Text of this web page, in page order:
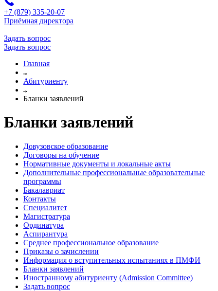
+7 (879) 335-20-07
Приёмная директора
Задать вопрос
Задать вопрос
Главная
Абитуриенту
Бланки заявлений
Бланки заявлений
Довузовское образование
Договоры на обучение
Нормативные документы и локальные акты
Дополнительные профессиональные образовательные
программы
Бакалавриат
Контакты
Специалитет
Магистратура
Ординатура
Аспирантура
Среднее профессиональное образование
Приказы о зачислении
Информация о вступительных испытаниях в ПМФИ
Бланки заявлений
Иностранному абитуриенту (Admission Committee)
Задать вопрос